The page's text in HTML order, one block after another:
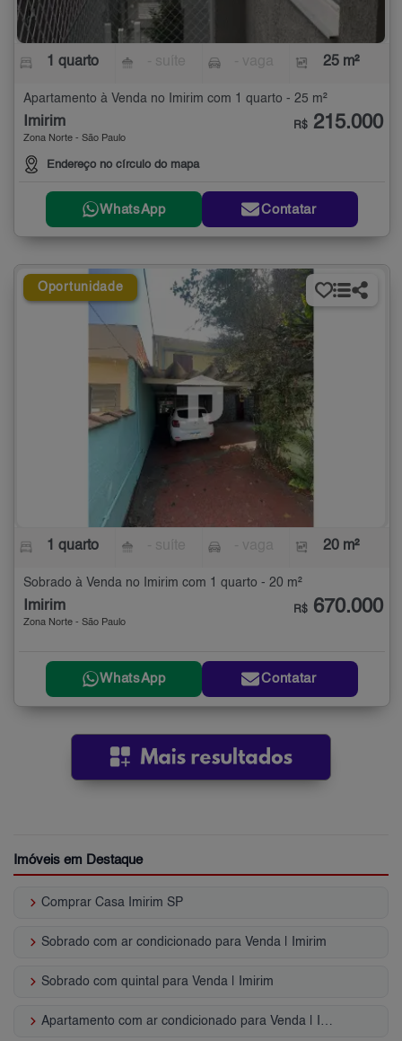
1 quarto 25 m²
Apartamento à Venda no Imirim com 1 quarto - 25 m²
Imirim
Zona Norte - São Paulo
Endereço no círculo do mapa
R$ 215.000
WhatsApp Contatar
Oportunidade
1 quarto 20 m²
Sobrado à Venda no Imirim com 1 quarto - 20 m²
Imirim
Zona Norte - São Paulo
R$ 670.000
WhatsApp Contatar
Imóveis em Destaque
keyboard_arrow_right Comprar Casa Imirim SP
keyboard_arrow_right Sobrado com ar condicionado para Venda | Imirim
keyboard_arrow_right Sobrado com quintal para Venda | Imirim
keyboard_arrow_right